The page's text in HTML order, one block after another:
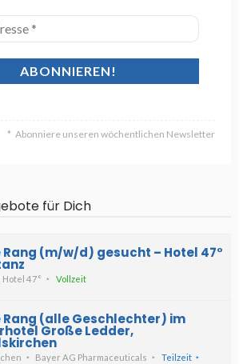
Abonniere unseren wöchentlichen Newsletter
für Dich
Rang (m/w/d) gesucht – Hotel 47°
Hotel 47° Vollzeit
Rang (alle Geschlechter) im
Große Ledder,
Bayer AG Pharmaceuticals
Teilzeit